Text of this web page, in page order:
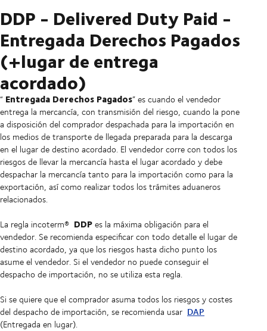
DDP - Delivered Duty Paid -
Entregada Derechos Pagados
(+lugar de entrega
acordado)
“ Entregada Derechos Pagados” es cuando el vendedor
entrega la mercancía, con transmisión del riesgo, cuando la pone
a disposición del comprador despachada para la importación en
los medios de transporte de llegada preparada para la descarga
en el lugar de destino acordado. El vendedor corre con todos los
riesgos de llevar la mercancía hasta el lugar acordado y debe
despachar la mercancía tanto para la importación como para la
exportación, así como realizar todos los trámites aduaneros
relacionados.
La regla incoterm® DDPes la máxima obligación para el
vendedor. Se recomienda especificar con todo detalle el lugar de
destino acordado, ya que los riesgos hasta dicho punto los
asume el vendedor. Si el vendedor no puede conseguir el
despacho de importación, no se utiliza esta regla.
Si se quiere que el comprador asuma todos los riesgos y costes
del despacho de importación, se recomienda usar DAP
(Entregada en lugar).